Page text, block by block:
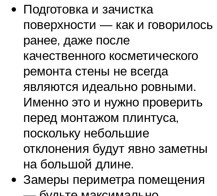
Подготовка и зачистка
поверхности — как и говорилось
ранее, даже после
качественного косметического
ремонта стены не всегда
являются идеально ровными.
Именно это и нужно проверить
перед монтажом плинтуса,
поскольку небольшие
отклонения будут явно заметны
на большой длине.
Замеры периметра помещения